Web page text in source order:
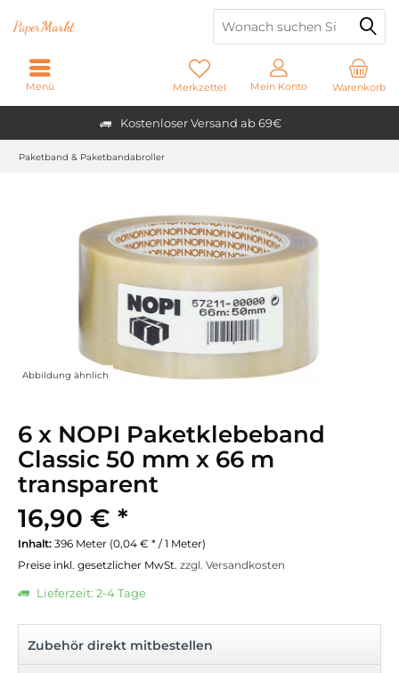
Kostenloser Versand ab 69€
PaperMarkt
Warenkorb
Merkzettel Mein Konto
Menü
Paketband & Paketbandabroller
Abbildung ähnlich
6 x NOPI Paketklebeband
Classic 50 mm x 66 m
transparent
16,90 € *
Inhalt: 396 Meter (0,04 € * / 1 Meter)
Preise inkl. gesetzlicher MwSt. zzgl. Versandkosten
Lieferzeit: 2-4 Tage
Zubehör direkt mitbestellen